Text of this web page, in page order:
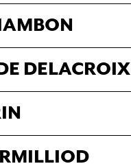
DELACROIX